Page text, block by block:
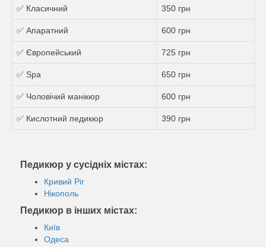
✅ Класичний 350 грн
✅ Апаратний 600 грн
✅ Європейський 725 грн
✅ Spa 650 грн
✅ Чоловічий манікюр 600 грн
✅ Кислотний педикюр 390 грн
Педикюр у сусідніх містах:
Кривий Ріг
Нікополь
Педикюр в інших містах:
Київ
Одеса